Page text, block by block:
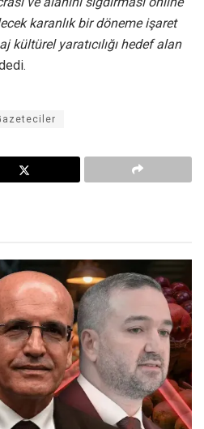
karanlık bir döneme işaret
kültürel yaratıcılığı hedef alan